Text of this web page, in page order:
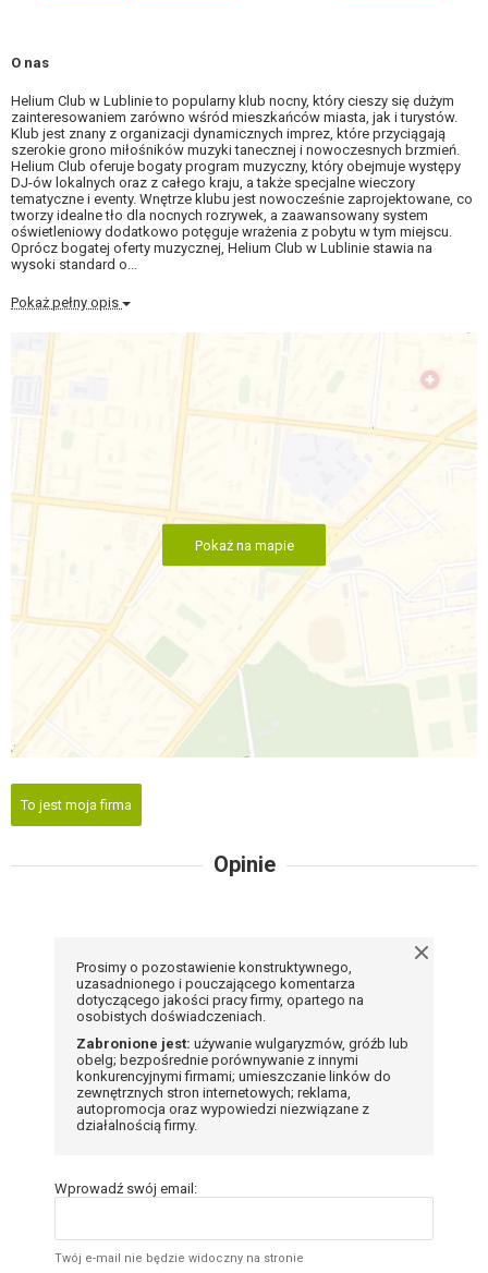
O nas
Helium Club w Lublinie to popularny klub nocny, który cieszy się dużym
zainteresowaniem zarówno wśród mieszkańców miasta, jak i turystów.
Klub jest znany z organizacji dynamicznych imprez, które przyciągają
szerokie grono miłośników muzyki tanecznej i nowoczesnych brzmień.
Helium Club oferuje bogaty program muzyczny, który obejmuje występy
DJ-ów lokalnych oraz z całego kraju, a także specjalne wieczory
tematyczne i eventy. Wnętrze klubu jest nowocześnie zaprojektowane, co
tworzy idealne tło dla nocnych rozrywek, a zaawansowany system
oświetleniowy dodatkowo potęguje wrażenia z pobytu w tym miejscu.
Oprócz bogatej oferty muzycznej, Helium Club w Lublinie stawia na
wysoki standard o...
Pokaż pełny opis
Pokaż na mapie
To jest moja firma
Opinie
Prosimy o pozostawienie konstruktywnego,
uzasadnionego i pouczającego komentarza
dotyczącego jakości pracy firmy, opartego na
osobistych doświadczeniach.
Zabronione jest: używanie wulgaryzmów, gróźb lub
obelg; bezpośrednie porównywanie z innymi
konkurencyjnymi firmami; umieszczanie linków do
zewnętrznych stron internetowych; reklama,
autopromocja oraz wypowiedzi niezwiązane z
działalnością firmy.
Wprowadź swój email:
Twój e-mail nie będzie widoczny na stronie